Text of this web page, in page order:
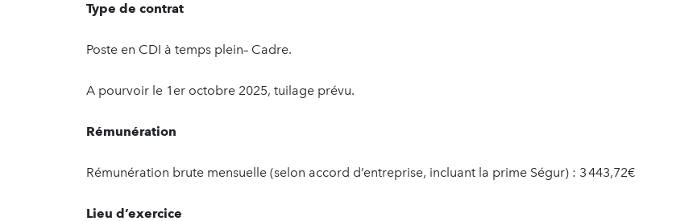
Type de contrat
Poste en CDI à temps plein– Cadre.
A pourvoir le 1er octobre 2025, tuilage prévu.
Rémunération
Rémunération brute mensuelle (selon accord d’entreprise, incluant la prime Ségur) : 3 443,72€
Lieu d’exercice